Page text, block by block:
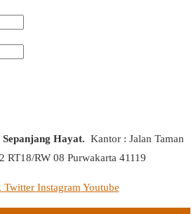
Hayat. Kantor : Jalan Taman
RT18/RW 08 Purwakarta 41119
Twitter Instagram Youtube